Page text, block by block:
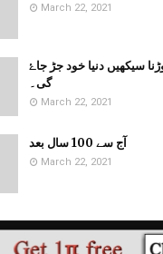
March 22, 2021
سیکھیں دنیا خود جڑ جاۓ
گی۔
March 22, 2021
آج سے 100 سال بعد
March 22, 2021
Home About Contact